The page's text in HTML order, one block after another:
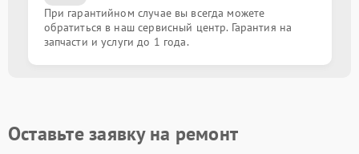
При гарантийном случае вы всегда можете
обратиться в наш сервисный центр. Гарантия на
запчасти и услуги до 1 года.
Оставьте заявку на ремонт